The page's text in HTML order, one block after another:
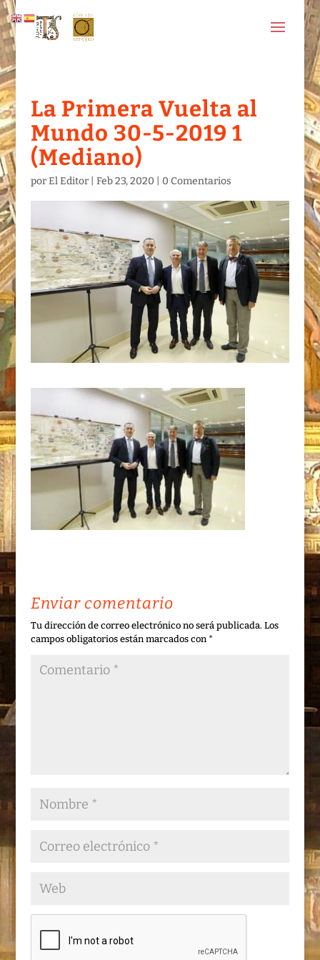
La Primera Vuelta al
Mundo 30-5-2019 1
(Mediano)
porEl Editor| Feb 23, 2020 0 Comentarios
Enviar comentario
Tu dirección de correo electrónico no será publicada. Los
campos obligatorios están marcados con *